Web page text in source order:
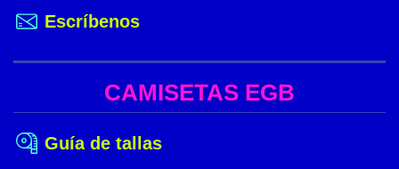
Escríbenos
CAMISETAS EGB
Guía de tallas